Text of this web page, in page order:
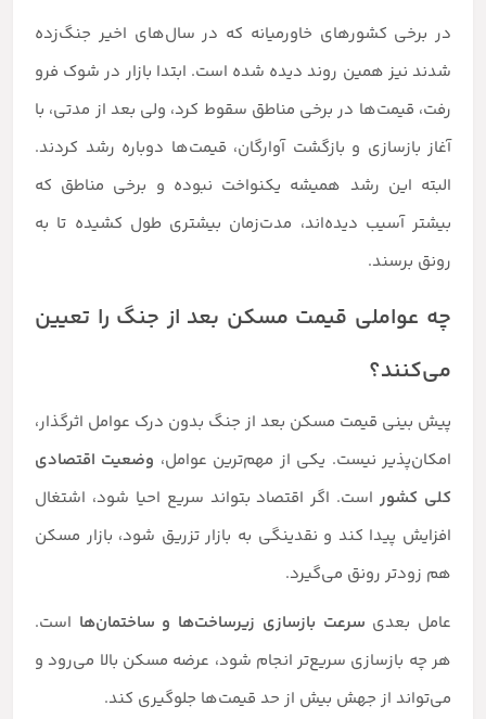
در برخی کشورهای خاورمیانه که در سال‌های اخیر جنگ‌زده
شدند نیز همین روند دیده شده است. ابتدا بازار در شوک فرو
رفت، قیمت‌ها در برخی مناطق سقوط کرد، ولی بعد از مدتی، با
آغاز بازسازی و بازگشت آوارگان، قیمت‌ها دوباره رشد کردند.
البته این رشد همیشه یکنواخت نبوده و برخی مناطق که
بیشتر آسیب دیده‌اند، مدت‌زمان بیشتری طول کشیده تا به
رونق برسند.
چه عواملی قیمت مسکن بعد از جنگ را تعیین
می‌کنند؟
پیش بینی قیمت مسکن بعد از جنگ بدون درک عوامل اثرگذار،
امکان‌پذیر نیست. یکی از مهم‌ترین عوامل، وضعیت اقتصادی
کلی کشوراست. اگر اقتصاد بتواند سریع احیا شود، اشتغال
افزایش پیدا کند و نقدینگی به بازار تزریق شود، بازار مسکن
هم زودتر رونق می‌گیرد.
عامل بعدی سرعت بازسازی زیرساخت‌ها و ساختمان‌ها است.
هر چه بازسازی سریع‌تر انجام شود، عرضه مسکن بالا می‌رود و
می‌تواند از جهش بیش از حد قیمت‌ها جلوگیری کند.